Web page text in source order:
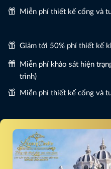
Miễn phí thiết kế cổng và
Giảm tới 50% phí thiết kế
Miễn phí khảo sát hiện
trình)
Miễn phí thiết kế cổng và